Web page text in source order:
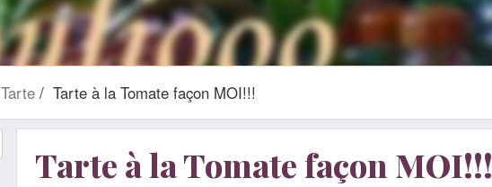
Tarte Tarte à la Tomate façon MOI!!!
Tarte à la Tomate façon MOI!!!